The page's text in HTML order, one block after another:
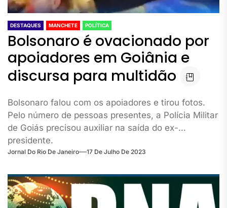
DESTAQUES MANCHETE POLÍTICA
Bolsonaro é ovacionado por
apoiadores em Goiânia e
discursa para multidão
Bolsonaro falou com os apoiadores e tirou fotos.
Pelo número de pessoas presentes, a Polícia Militar
de Goiás precisou auxiliar na saída do ex-
presidente.
Jornal Do Rio De Janeiro 17 De Julho De 2023